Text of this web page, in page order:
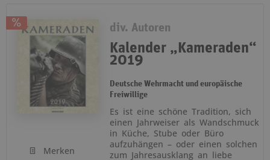
Merken
div. Autoren
Kalender „Kameraden“
2019
Deutsche Wehrmacht und europäische
Freiwillige
Es ist eine schöne Tradition, sich
einen Jahrweiser als Wandschmuck
in Küche, Stube oder Büro
aufzuhängen – oder einen solchen
zum Jahresausklang an liebe